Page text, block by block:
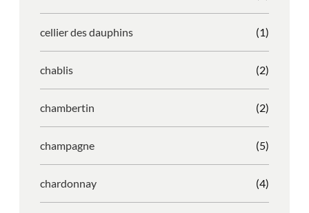
cellier des dauphins (1)
chablis (2)
chambertin (2)
champagne (5)
chardonnay (4)